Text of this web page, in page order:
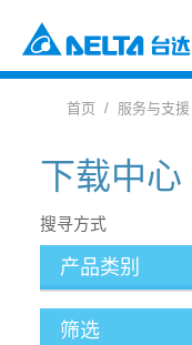
首页 服务与支援
下载中心
搜寻方式
产品类别
筛选